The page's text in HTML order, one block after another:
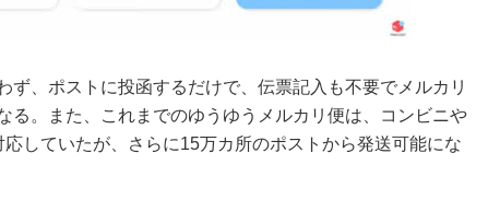
ず、ポストに投函するだけで、伝票記入も不要でメルカリ
る。また、これまでのゆうゆうメルカリ便は、コンビニや
していたが、さらに15万カ所のポストから発送可能にな